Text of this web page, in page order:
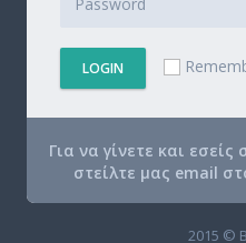
LOGIN
Για να γίνετε και
στείλτε μας email
2015 ©